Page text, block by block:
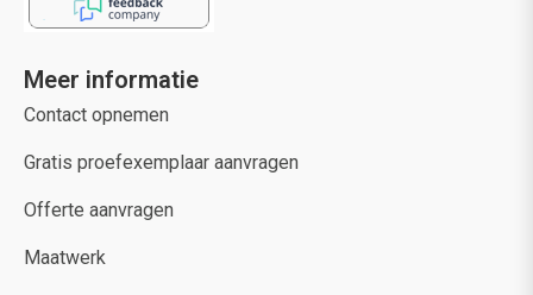
Meer informatie
Contact opnemen
Gratis proefexemplaar aanvragen
Offerte aanvragen
Maatwerk